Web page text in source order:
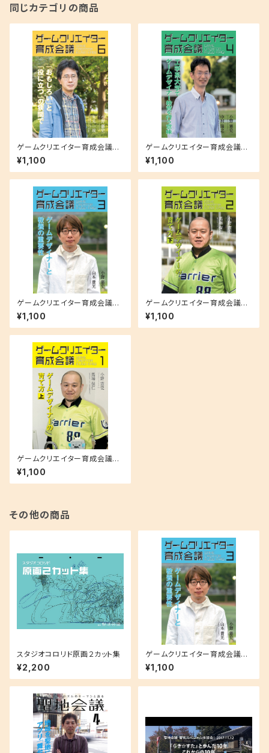
同じカテゴリの商品
ゲームクリエイター育成会議
６ 米光一成（ゲーム作家）「お
もしろい」と「役に立つ」の狭間
で
¥1,100
ゲームクリエイター育成会議
４ 中村隆之（神奈川工科大学
情報メディア学科特任准教授）
工学系大学でゲームデザイナー
¥1,100
ゲームクリエイター育成会議
３ 山本貴光（文筆家・ゲーム作
家）「ゲームデザイナーと教養の
重要性」
¥1,100
ゲームクリエイター育成会議
２ 馬場保仁（株式会社ファリア
ー代表取締役社長）ゲームデザ
イナーの育て方（下）
¥1,100
ゲームクリエイター育成会議
１ 馬場保仁（株式会社ファリア
ー代表取締役社長）ゲームデザ
イナーの育て方（上）
¥1,100
その他の商品
スタジオコロリド原画２カット集
¥2,200
ゲームクリエイター育成会議
３ 山本貴光（文筆家・ゲーム作
家）「ゲームデザイナーと教養の
重要性」
¥1,100